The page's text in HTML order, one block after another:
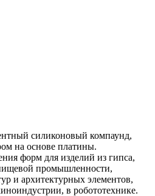
силиконовый компаунд,
на основе платины.
форм для изделий из гипса,
промышленности,
и архитектурных элементов,
в робототехнике.